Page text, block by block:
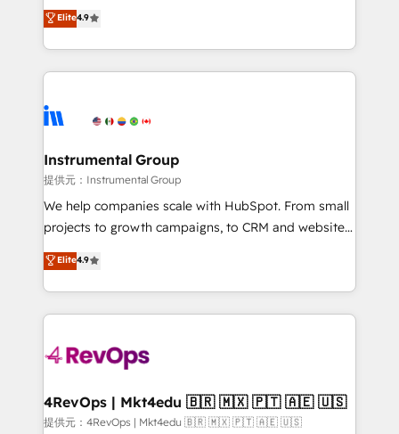
and service to drive sustainable growth With 6 key
HubSpot accreditations and experience across
teams has worked with clients just like you Let’s
explore whether S2 is the partner you’ve been
operational efficiency of HubSpot. The fastest-
growing tech-enabler & facilitator, MakeWebBetter,
hands you the blend of HubSpot expertise &
eminent solutions & integrations. Trust us to
Elite Partners with 10+ years of HubSpot experience
Premier Partner 2023 🌟5 HubSpot Accreditations 🌟
Won HubSpot Theme Challenge 2021 🌟INBOUND’19
HubSpot Rising Star Why us? Harnessing the full
potential of the powerful HubSpot CRM. ✔️A team of
HubSpot experience ✔️Flexible pricing models —
Hourly-fee (assigned one Dedicated HubSpot
requirement). ✔️Helped over 25,000+ customers so
far with our HubSpot solutions. ✔️Bespoke apps &
on-demand bundle services. Connect with us today!
Elite4.9
Instrumental Group
提供元：Instrumental Group
We help companies scale with HubSpot. From small
projects to growth campaigns, to CRM and websites.
Hire an agency that's experienced in every inch of
HubSpot and willing to work hand-in-hand with your
team to simplify the complex and build a better
experience for your team and customers.
Elite4.9
4RevOps | Mkt4edu 🇧🇷 🇲🇽 🇵🇹 🇦🇪 🇺🇸
提供元：4RevOps | Mkt4edu 🇧🇷 🇲🇽 🇵🇹 🇦🇪 🇺🇸